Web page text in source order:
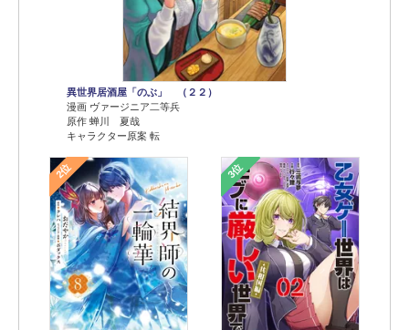
異世界居酒屋「のぶ」 （２２）
漫画 ヴァージニア二等兵
原作 蝉川 夏哉
キャラクター原案 転
2位 3位